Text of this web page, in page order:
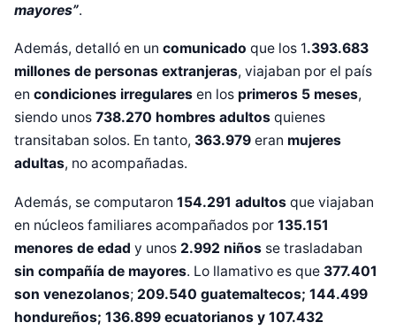
mayores”.
Además, detalló en un comunicado que los 1.393.683
millones de personas extranjeras, viajaban por el país
en condiciones irregulares en los primeros 5 meses,
siendo unos 738.270 hombres adultos quienes
transitaban solos. En tanto, 363.979 eran mujeres
adultas, no acompañadas.
Además, se computaron 154.291 adultos que viajaban
en núcleos familiares acompañados por 135.151
menores de edad y unos 2.992 niños se trasladaban
sin compañía de mayores. Lo llamativo es que 377.401
son venezolanos; 209.540 guatemaltecos; 144.499
hondureños; 136.899 ecuatorianos y 107.432